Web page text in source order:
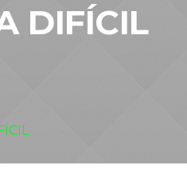
DIFÍCIL